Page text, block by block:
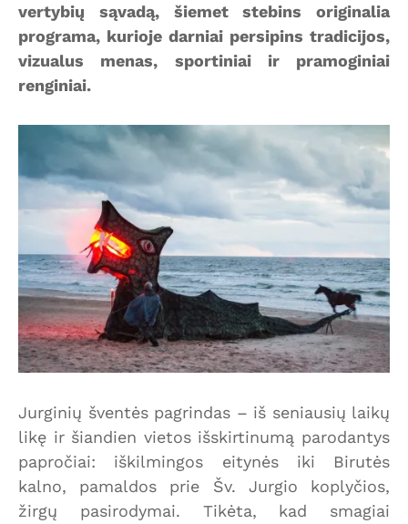
vertybių sąvadą, šiemet stebins originalia
programa, kurioje darniai persipins tradicijos,
vizualus menas, sportiniai ir pramoginiai
renginiai.
Jurginių šventės pagrindas – iš seniausių laikų
likę ir šiandien vietos išskirtinumą parodantys
papročiai: iškilmingos eitynės iki Birutės
kalno, pamaldos prie Šv. Jurgio koplyčios,
žirgų pasirodymai. Tikėta, kad smagiai